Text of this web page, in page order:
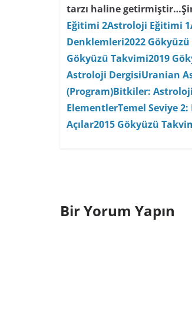
tarzı haline getirmiştir…
Eğitimi 2Astroloji Eğitimi 1
Denklemleri2022
Gökyüzü Takvimi2019
Astroloji DergisiUranian
(Program)Bitkiler:
ElementlerTemel Seviye
Açılar2015 Gökyüzü
Bir Yorum Yapın